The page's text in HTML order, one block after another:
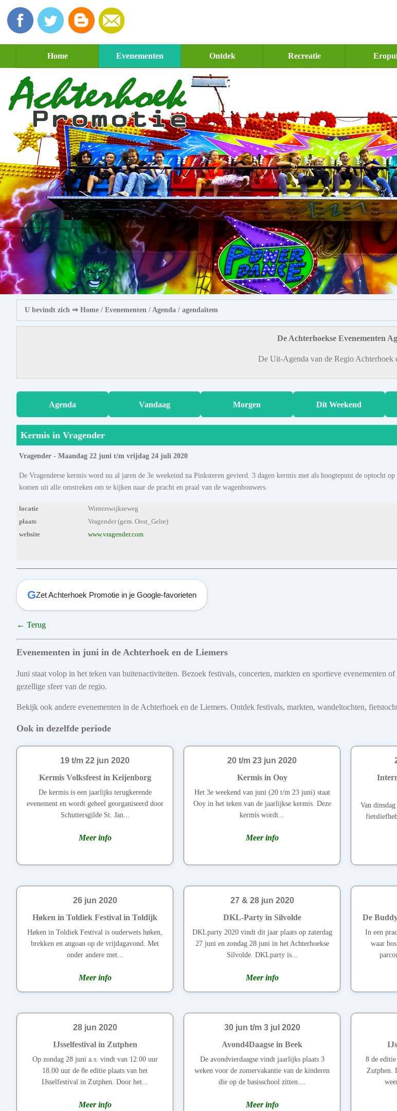
Home Evenementen Ontdek Recreatie
U bevindt zich ⇒ Home / Evenementen / Agenda / agendaitem
De Achterhoekse Evenementen
De Uit-Agenda van de Regio Achterhoek
Agenda Vandaag Morgen Dit Weekend
Kermis in Vragender
Vragender - Maandag 22 juni t/m vrijdag 24 juli 2020
De Vragenderse kermis word nu al jaren de 3e weekeind na Pinksteren gevierd. 3 dagen kermis met als hoogtepunt de optocht
komen uit alle omstreken om te kijken naar de pracht en praal van de wagenbouwers.
locatie
Winterswijkseweg
plaats
Vragender (gem. Oost_Gelre)
website
www.vragender.com
GZet Achterhoek Promotie in je Google-favorieten
← Terug
Evenementen in juni in de Achterhoek en de Liemers
Juni staat volop in het teken van buitenactiviteiten. Bezoek festivals, concerten, markten en sportieve evenementen
gezellige sfeer van de regio.
Bekijk ook andere evenementen in de Achterhoek en de Liemers. Ontdek festivals, markten, wandeltochten,
Ook in dezelfde periode
19 t/m 22 jun 2020
Kermis Volksfeest in Keijenborg
De kermis is een jaarlijks terugkerende
evenement en wordt geheel georganiseerd door
Schuttersgilde St. Jan...
Meer info
20 t/m 23 jun 2020
Kermis in Ooy
Het 3e weekend van juni (20 t/m 23 juni) staat
Ooy in het teken van de jaarlijkse kermis. Deze
kermis wordt...
Meer info
Van
26 jun 2020
Høken in Toldiek Festival in Toldijk
Høken in Toldiek Festival is ouderwets høken,
brekken en angoan op de vrijdagavond. Met
onder andere met...
Meer info
27 & 28 jun 2020
DKL-Party in Silvolde
DKLparty 2020 vindt dit jaar plaats op zaterdag
27 juni en zondag 28 juni in het Achterhoekse
Silvolde. DKLparty is...
Meer info
De
In een
waar
28 jun 2020
IJsselfestival in Zutphen
Op zondag 28 juni a.s. vindt van 12.00 uur
18.00 uur de 8e editie plaats van het
IJsselfestival in Zutphen. Door het...
Meer info
30 jun t/m 3 jul 2020
Avond4Daagse in Beek
De avondvierdaagse vindt jaarlijks plaats 3
weken voor de zomervakantie van de kinderen
die op de basisschool zitten....
Meer info
8 de
Zutphen.